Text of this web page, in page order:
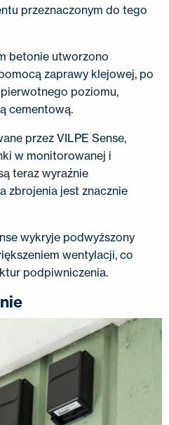
przeznaczonym do tego
betonie utworzono
zaprawy klejowej, po
poziomu,
cementową.
przez VILPE ​​Sense,
w monitorowanej i
teraz wyraźnie
zbrojenia jest znacznie
wykryje podwyższony
wentylacji, co
podpiwniczenia.